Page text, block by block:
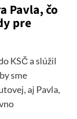
Pavla, čo
pre
KSČ a slúžil
sme
aj Pavla,